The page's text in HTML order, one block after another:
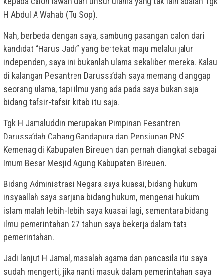
H Abdul A Wahab (Tu Sop).
Nah, berbeda dengan saya, sambung pasangan calon dari
kandidat “Harus Jadi” yang bertekat maju melalui jalur
independen, saya ini bukanlah ulama sekaliber mereka. Kalau
di kalangan Pesantren Darussa’dah saya memang dianggap
seorang ulama, tapi ilmu yang ada pada saya bukan saja
bidang tafsir-tafsir kitab itu saja.
Tgk H Jamaluddin merupakan Pimpinan Pesantren
Darussa’dah Cabang Gandapura dan Pensiunan PNS
Kemenag di Kabupaten Bireuen dan pernah diangkat sebagai
Imum Besar Mesjid Agung Kabupaten Bireuen.
Bidang Administrasi Negara saya kuasai, bidang hukum
insyaallah saya sarjana bidang hukum, mengenai hukum
islam malah lebih-lebih saya kuasai lagi, sementara bidang
ilmu pemerintahan 27 tahun saya bekerja dalam tata
pemerintahan.
Jadi lanjut H Jamal, masalah agama dan pancasila itu saya
sudah mengerti, jika nanti masuk dalam pemerintahan saya